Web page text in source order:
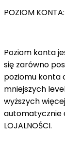
POZIOM KONTA:
Poziom konta
się zarówno
poziomu konta
mniejszych
wyższych
automatycznie
LOJALNOŚCI.